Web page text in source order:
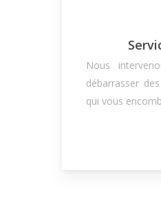
Nous
débarrasser
qui vous